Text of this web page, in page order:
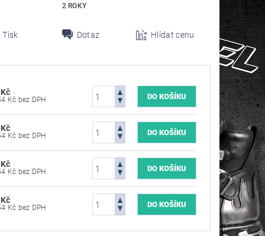
2 ROKY
Tisk Dotaz Hlídat cenu
10 735,54 Kč bez DPH
10 735,54 Kč bez DPH
10 735,54 Kč bez DPH
10 735,54 Kč bez DPH